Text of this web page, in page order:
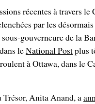
récentes à travers
par les
gouverneure de la
leNational Postplus
à Ottawa, dans le
Trésor, Anita Anand, a